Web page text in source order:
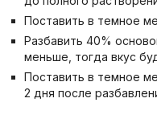
Поставить в темное
Разбавить 40%
меньше, тогда вкус
Поставить в темное
2 дня после